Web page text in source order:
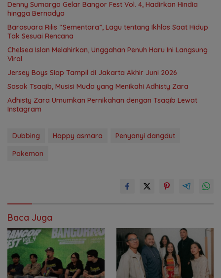
Denny Sumargo Gelar Bangor Fest Vol. 4, Hadirkan Hindia
hingga Bernadya
Barasuara Rilis “Sementara”, Lagu tentang Ikhlas Saat Hidup
Tak Sesuai Rencana
Chelsea Islan Melahirkan, Unggahan Penuh Haru Ini Langsung
Viral
Jersey Boys Siap Tampil di Jakarta Akhir Juni 2026
Sosok Tsaqib, Musisi Muda yang Menikahi Adhisty Zara
Adhisty Zara Umumkan Pernikahan dengan Tsaqib Lewat
Instagram
Dubbing Happy asmara
Penyanyi dangdut
Pokemon
Baca Juga